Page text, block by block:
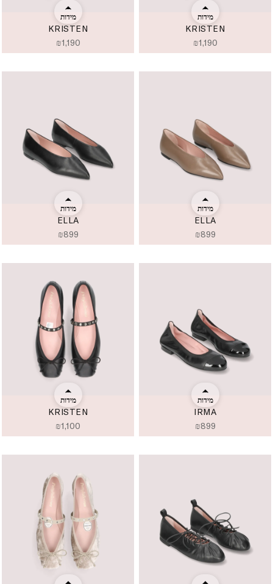
KRISTEN
₪1,190
מידות
KRISTEN
₪1,190
מידות
ELLA
₪899
מידות
ELLA
₪899
מידות
KRISTEN
₪1,100
מידות
IRMA
₪899
מידות